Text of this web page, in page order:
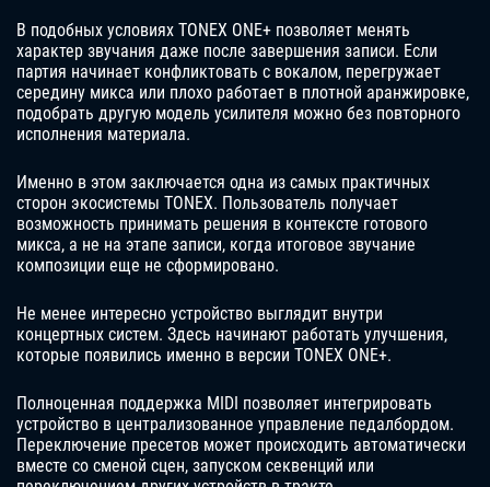
В подобных условиях TONEX ONE+ позволяет менять
характер звучания даже после завершения записи. Если
партия начинает конфликтовать с вокалом, перегружает
середину микса или плохо работает в плотной аранжировке,
подобрать другую модель усилителя можно без повторного
исполнения материала.
Именно в этом заключается одна из самых практичных
сторон экосистемы TONEX. Пользователь получает
возможность принимать решения в контексте готового
микса, а не на этапе записи, когда итоговое звучание
композиции еще не сформировано.
Не менее интересно устройство выглядит внутри
концертных систем. Здесь начинают работать улучшения,
которые появились именно в версии TONEX ONE+.
Полноценная поддержка MIDI позволяет интегрировать
устройство в централизованное управление педалбордом.
Переключение пресетов может происходить автоматически
вместе со сменой сцен, запуском секвенций или